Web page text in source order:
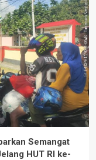
Semangat
HUT RI ke-